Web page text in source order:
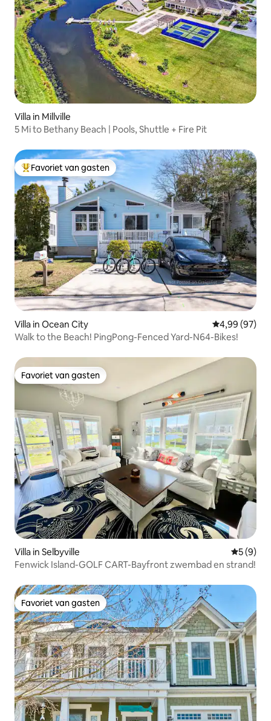
Villa in Millville
5 Mi to Bethany Beach | Pools, Shuttle + Fire Pit
Topfavoriet van gasten
Favoriet van gasten
Villa in Ocean City Gemiddelde
4,99 (97)
Walk to the Beach! PingPong-Fenced Yard-N64-Bikes!
Favoriet van gasten
Favoriet van gasten
Villa in Selbyville
5 (9)
Fenwick Island-GOLF CART-Bayfront zwembad en strand!
Favoriet van gasten
Favoriet van gasten